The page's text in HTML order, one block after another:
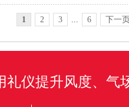
1 2 3 ... 6 下一
礼仪提升风度、气